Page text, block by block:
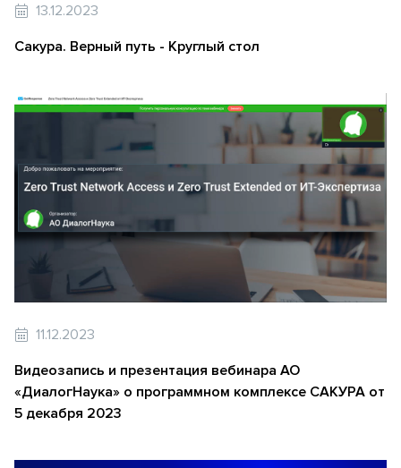
13.12.2023
Сакура. Верный путь - Круглый стол
11.12.2023
Видеозапись и презентация вебинара АО
«ДиалогНаука» о программном комплексе САКУРА от
5 декабря 2023